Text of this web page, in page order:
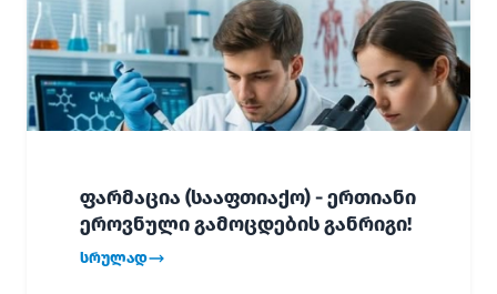
ფარმაცია (სააფთიაქო) - ერთიანი
ეროვნული გამოცდების განრიგი!
სრულად